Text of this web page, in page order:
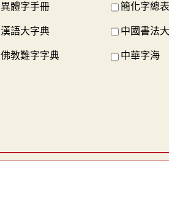
異體字手冊 簡化字總表
漢語大字典 中國書法
佛教難字字典 中華字海